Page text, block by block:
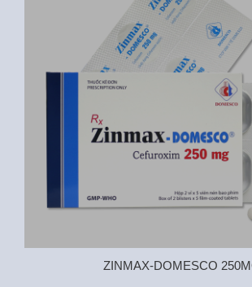
ZINMAX-DOMESCO